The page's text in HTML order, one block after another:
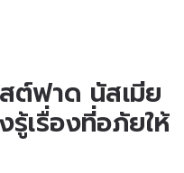
ต์ฟาด นัสเมีย
เรื่องที่อภัยให้